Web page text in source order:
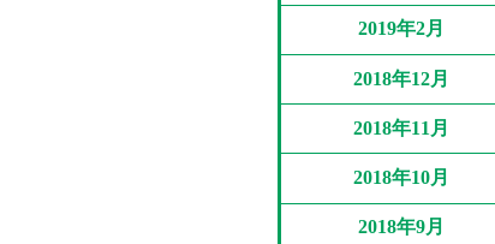
2019年2月
2018年12月
2018年11月
2018年10月
2018年9月